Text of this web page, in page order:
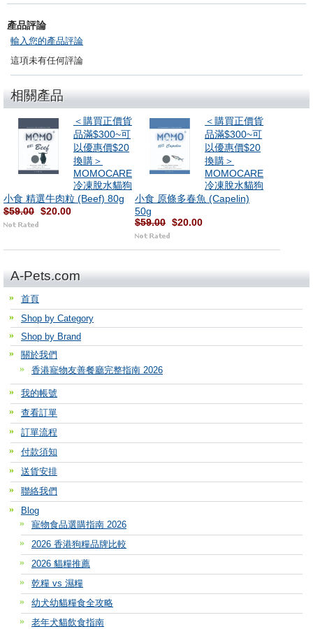
產品評論
輸入您的產品評論
這項未有任何評論
相關產品
＜購買正價貨
品滿$300~可
以優惠價$20
換購＞
MOMOCARE
冷凍脫水貓狗
小食 精選牛肉粒 (Beef) 80g
$59.00 $20.00
＜購買正價貨
品滿$300~可
以優惠價$20
換購＞
MOMOCARE
冷凍脫水貓狗
小食 原條多春魚 (Capelin)
50g
$59.00 $20.00
A-Pets.com
首頁
Shop by Category
Shop by Brand
關於我們
香港寵物友善餐廳完整指南 2026
我的帳號
查看訂單
訂單流程
付款須知
送貨安排
聯絡我們
Blog
寵物食品選購指南 2026
2026 香港狗糧品牌比較
2026 貓糧推薦
乾糧 vs 濕糧
幼犬幼貓糧食全攻略
老年犬貓飲食指南